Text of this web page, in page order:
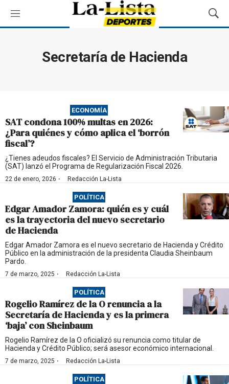
M
e
M
o
ú
s
q
u
d
Secretaría de Hacienda
ECONOMÍA
SAT condona 100% multas en 2026:
¿Para quiénes y cómo aplica el ‘borrón
fiscal’?
¿Tienes adeudos fiscales? El Servicio de Administración Tributaria
(SAT) lanzó el Programa de Regularización Fiscal 2026.
22 de enero, 2026 · Redacción La-Lista
POLÍTICA
Edgar Amador Zamora: quién es y cuál
es la trayectoria del nuevo secretario
de Hacienda
Edgar Amador Zamora es el nuevo secretario de Hacienda y Crédito
Público en la administración de la presidenta Claudia Sheinbaum
Pardo.
7 de marzo, 2025 · Redacción La-Lista
POLÍTICA
Rogelio Ramírez de la O renuncia a la
Secretaría de Hacienda y es la primera
‘baja’ con Sheinbaum
Rogelio Ramírez de la O oficializó su renuncia como titular de
Hacienda y Crédito Público; será asesor económico internacional.
7 de marzo, 2025 · Redacción La-Lista
POLÍTICA